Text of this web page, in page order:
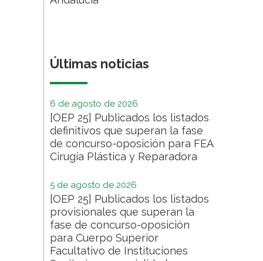
Últimas noticias
6 de agosto de 2026
[OEP 25] Publicados los listados
definitivos que superan la fase
de concurso-oposición para FEA
Cirugía Plástica y Reparadora
5 de agosto de 2026
[OEP 25] Publicados los listados
provisionales que superan la
fase de concurso-oposición
para Cuerpo Superior
Facultativo de Instituciones